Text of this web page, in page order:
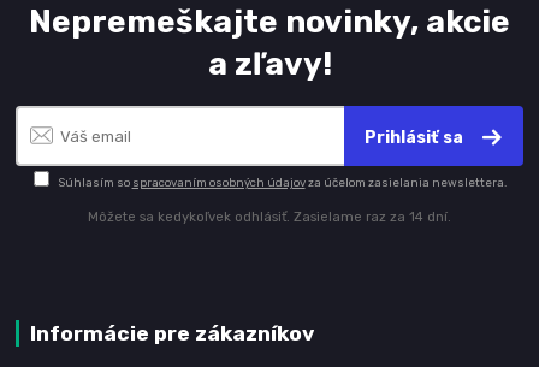
Nepremeškajte novinky, akcie
a zľavy!
Prihlásiť sa
Súhlasím so spracovaním osobných údajovza účelom zasielania newslettera.
Môžete sa kedykoľvek odhlásiť. Zasielame raz za 14 dní.
Informácie pre zákazníkov